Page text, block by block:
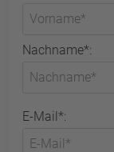
Nachname*:
E-Mail*: